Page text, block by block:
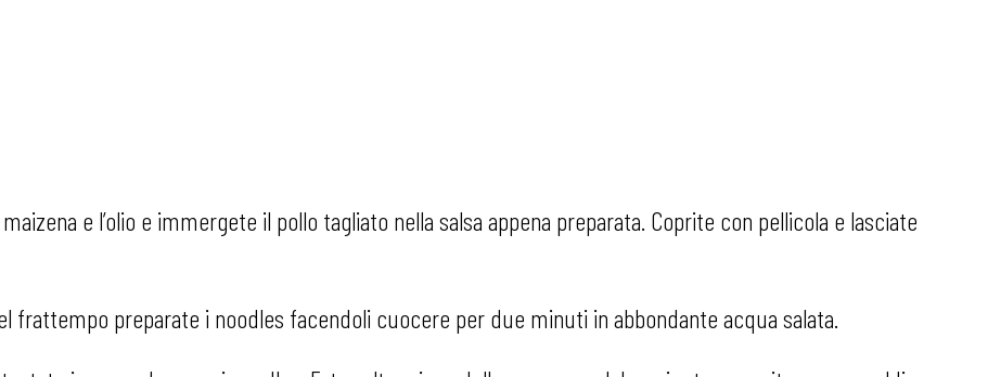
e l’olio e immergete il pollo tagliato nella salsa appena preparata. Coprite con pellicola e lasciate
frattempo preparate i noodles facendoli cuocere per due minuti in abbondante acqua salata.